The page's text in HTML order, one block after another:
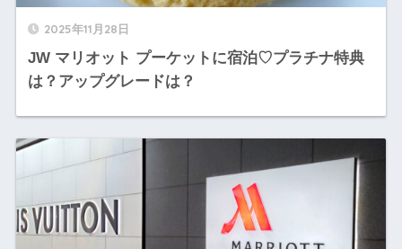
2025年11月28日
JW マリオット プーケットに宿泊♡プラチナ特典
は？アップグレードは？